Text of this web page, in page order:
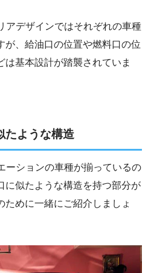
アデザインではそれぞれの車種
が、給油口の位置や燃料口の位
基本設計が踏襲されていま
たような構造
ーションの車種が揃っているの
に似たような構造を持つ部分が
ために一緒にご紹介しましょ